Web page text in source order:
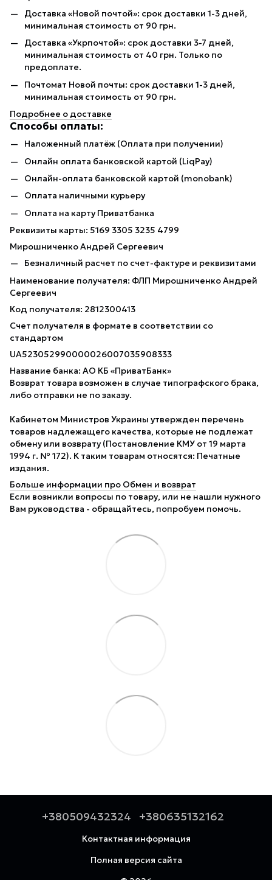
Доставка «Новой почтой»: срок доставки 1-3 дней,
минимальная стоимость от 90 грн.
Доставка «Укрпочтой»: срок доставки 3-7 дней,
минимальная стоимость от 40 грн. Только по
предоплате.
Почтомат Новой почты: срок доставки 1-3 дней,
минимальная стоимость от 90 грн.
Подробнее о доставке
Способы оплаты:
Наложенный платёж (Оплата при получении)
Онлайн оплата банковской картой (LiqPay)
Онлайн-оплата банковской картой (monobank)
Оплата наличными курьеру
Оплата на карту Приватбанка
Реквизиты карты: 5169 3305 3235 4799
Мирошниченко Андрей Сергеевич
Безналичный расчет по счет-фактуре и реквизитами
Наименование получателя: ФЛП Мирошниченко Андрей
Сергеевич
Код получателя: 2812300413
Счет получателя в формате в соответствии со
стандартом
UA523052990000026007035908333
Название банка: АО КБ «ПриватБанк»
Возврат товара возможен в случае типографского брака,
либо отправки не по заказу.
Кабинетом Министров Украины утвержден перечень
товаров надлежащего качества, которые не подлежат
обмену или возврату (Постановление КМУ от 19 марта
1994 г. № 172). К таким товарам относятся: Печатные
издания.
Больше информации про Обмен и возврат
Если возникли вопросы по товару, или не нашли нужного
Вам руководства - обращайтесь, попробуем помочь.
+380509432324 +380635132162
Контактная информация
Полная версия сайта